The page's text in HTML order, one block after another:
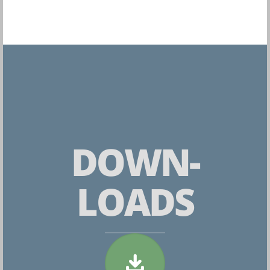
DOWN-
LOADS